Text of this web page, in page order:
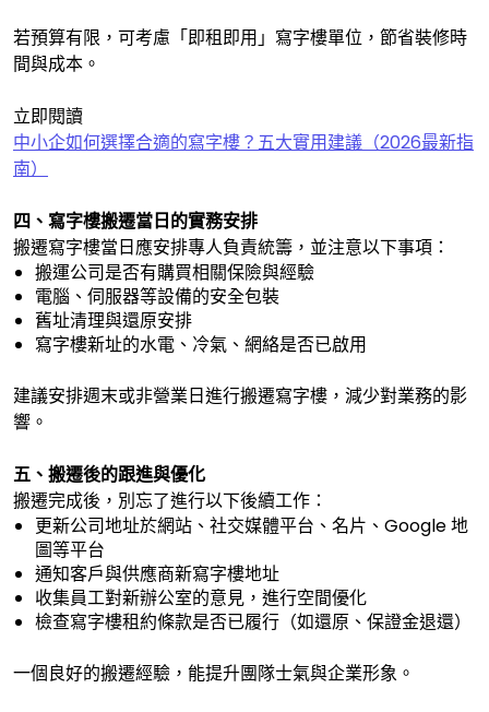
若預算有限，可考慮「即租即用」寫字樓單位，節省裝修時
間與成本。
立即閱讀
中小企如何選擇合適的寫字樓？五大實用建議（2026最新指
南）
四、寫字樓搬遷當日的實務安排
搬遷寫字樓當日應安排專人負責統籌，並注意以下事項：
搬運公司是否有購買相關保險與經驗
電腦、伺服器等設備的安全包裝
舊址清理與還原安排
寫字樓新址的水電、冷氣、網絡是否已啟用
建議安排週末或非營業日進行搬遷寫字樓，減少對業務的影
響。
五、搬遷後的跟進與優化
搬遷完成後，別忘了進行以下後續工作：
更新公司地址於網站、社交媒體平台、名片、Google 地
圖等平台
通知客戶與供應商新寫字樓地址
收集員工對新辦公室的意見，進行空間優化
檢查寫字樓租約條款是否已履行（如還原、保證金退還）
一個良好的搬遷經驗，能提升團隊士氣與企業形象。